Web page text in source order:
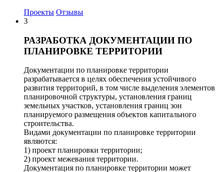
Проекты Отзывы
3
РАЗРАБОТКА ДОКУМЕНТАЦИИ ПО
ПЛАНИРОВКЕ ТЕРРИТОРИИ
Документации по планировке территории
разрабатывается в целях обеспечения устойчивого
развития территорий, в том числе выделения элементов
планировочной структуры, установления границ
земельных участков, установления границ зон
планируемого размещения объектов капитального
строительства.
Видами документации по планировке территории
являются:
1) проект планировки территории;
2) проект межевания территории.
Документация по планировке территории может